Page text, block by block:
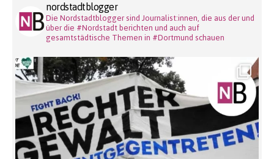
nordstadtblogger
Die Nordstadtblogger sind Journalist:innen, die aus der und
über die #Nordstadt berichten und auch auf
gesamtstädtische Themen in #Dortmund schauen